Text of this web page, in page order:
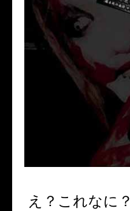
え？これなに？